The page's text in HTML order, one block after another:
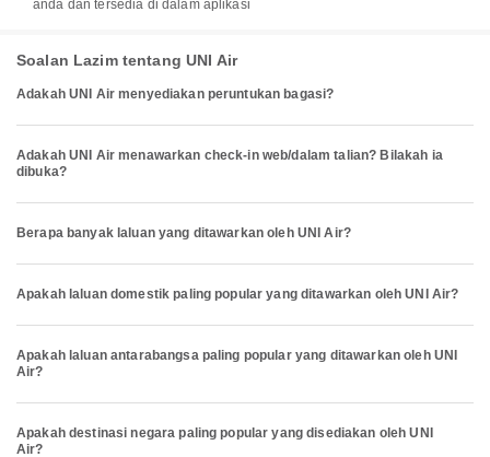
anda dan tersedia di dalam aplikasi
Soalan Lazim tentang UNI Air
Adakah UNI Air menyediakan peruntukan bagasi?
Adakah UNI Air menawarkan check-in web/dalam talian? Bilakah ia
dibuka?
Berapa banyak laluan yang ditawarkan oleh UNI Air?
Apakah laluan domestik paling popular yang ditawarkan oleh UNI Air?
Apakah laluan antarabangsa paling popular yang ditawarkan oleh UNI
Air?
Apakah destinasi negara paling popular yang disediakan oleh UNI
Air?